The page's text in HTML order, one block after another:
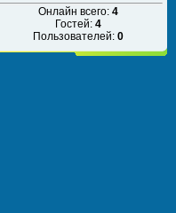
Онлайн всего: 4
Гостей: 4
Пользователей: 0